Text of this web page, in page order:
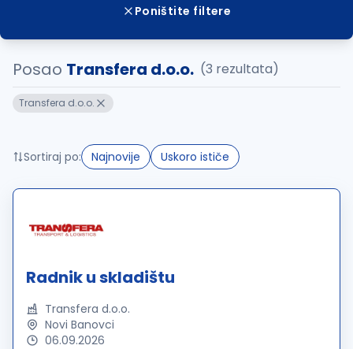
Poništite filtere
Posao Transfera d.o.o. (3 rezultata)
Transfera d.o.o.
Sortiraj po: Najnovije Uskoro ističe
Radnik u skladištu
Transfera d.o.o.
Novi Banovci
06.09.2026